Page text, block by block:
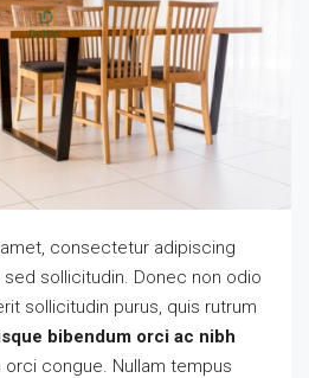
consectetur adipiscing
sollicitudin. Donec non odio
sollicitudin purus, quis rutrum
bibendum orci ac nibh
orci congue. Nullam tempus